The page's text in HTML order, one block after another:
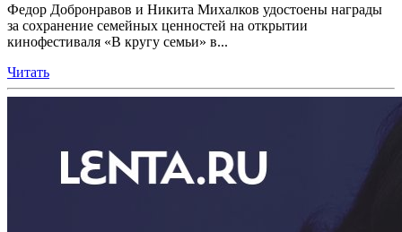
Федор Добронравов и Никита Михалков удостоены награды
за сохранение семейных ценностей на открытии
кинофестиваля «В кругу семьи» в...
Читать